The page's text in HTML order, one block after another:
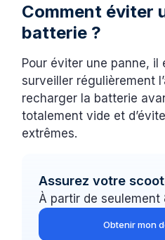
Comment éviter
batterie ?
Pour éviter une panne, il
surveiller régulièrement
recharger la batterie
totalement vide et
extrêmes.
Assurez votre
À partir de
Obtenir mon